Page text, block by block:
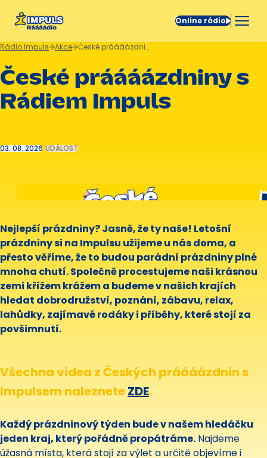
Online rádio
Rádio Impuls Akce České práááázdniny s Rádiem Impuls
České práááázdniny s
Rádiem Impuls
03. 08. 2026 UDÁLOST
Nejlepší prázdniny? Jasně, že ty naše! Letošní
prázdniny si na Impulsu užijeme u nás doma, a
přesto věříme, že to budou parádní prázdniny plné
mnoha chutí. Společně procestujeme naši krásnou
zemi křížem krážem a budeme v našich krajích
hledat dobrodružství, poznání, zábavu, relax,
lahůdky, zajímavé rodáky i příběhy, které stojí za
povšimnutí.
Všechna videa z Českých práááázdnin s
Impulsem nalezneteZDE.
Každý prázdninový týden bude v našem hledáčku
jeden kraj, který pořádně propátráme. Najdeme
úžasná místa, která stojí za výlet a určitě objevíme i